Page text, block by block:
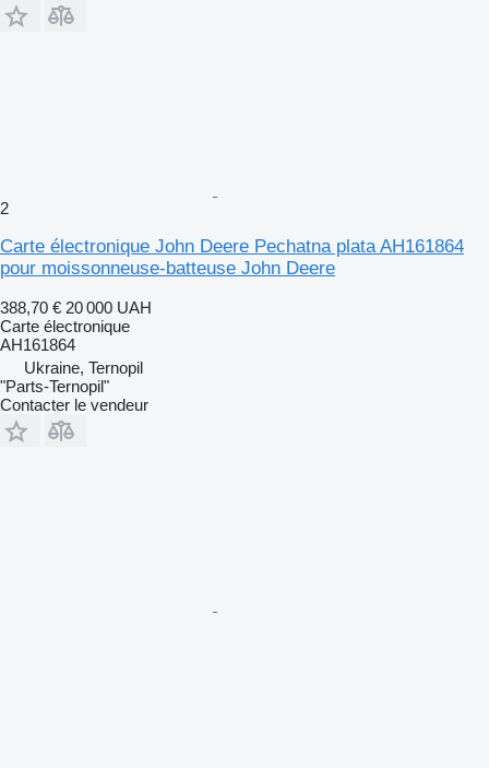
2
Carte électronique John Deere Pechatna plata AH161864
pour moissonneuse-batteuse John Deere
388,70 € 20 000 UAH
Carte électronique
AH161864
Ukraine, Ternopil
"Parts-Ternopil"
Contacter le vendeur